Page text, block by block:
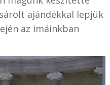
ajándékkal lepjük
az imáinkban